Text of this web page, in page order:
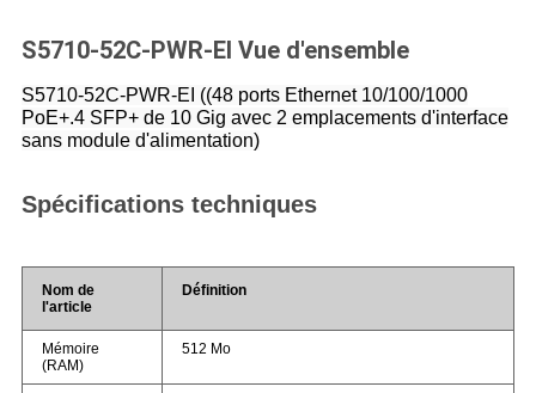
S5710-52C-PWR-EI Vue d'ensemble
S5710-52C-PWR-EI ((48 ports Ethernet 10/100/1000
PoE+.4 SFP+ de 10 Gig avec 2 emplacements d'interface
sans module d'alimentation)
Spécifications techniques
Nom de
l'article
Définition
Mémoire
(RAM)
512 Mo